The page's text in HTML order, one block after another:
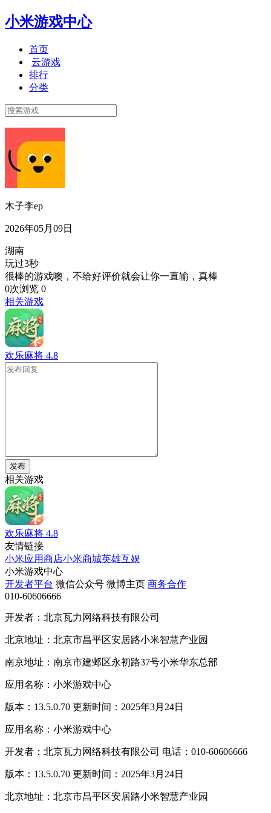
小米游戏中心
首页
云游戏
排行
分类
木子李ep
2026年05月09日
湖南
玩过3秒
很棒的游戏噢，不给好评价就会让你一直输，真棒
0次浏览 0
相关游戏
欢乐麻将 4.8
发布
相关游戏
欢乐麻将 4.8
友情链接
小米应用商店小米商城英雄互娱
小米游戏中心
开发者平台 微信公众号 微博主页 商务合作
010-60606666
开发者：北京瓦力网络科技有限公司
北京地址：北京市昌平区安居路小米智慧产业园
南京地址：南京市建邺区永初路37号小米华东总部
应用名称：小米游戏中心
版本：13.5.0.70 更新时间：2025年3月24日
应用名称：小米游戏中心
开发者：北京瓦力网络科技有限公司 电话：010-60606666
版本：13.5.0.70 更新时间：2025年3月24日
北京地址：北京市昌平区安居路小米智慧产业园